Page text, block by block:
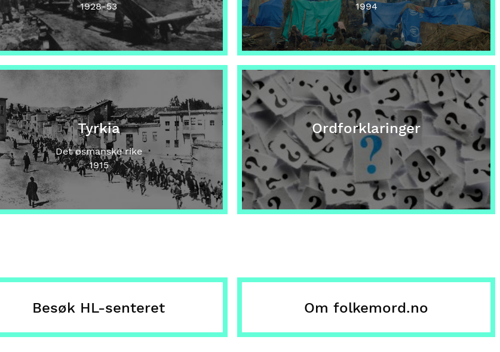
1928-53 1994
Tyrkia
Det osmanske rike
1915
Ordforklaringer
Besøk HL-senteret Om folkemord.no